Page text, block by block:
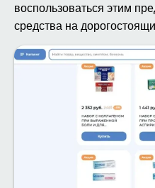
воспользоваться этим
средства на